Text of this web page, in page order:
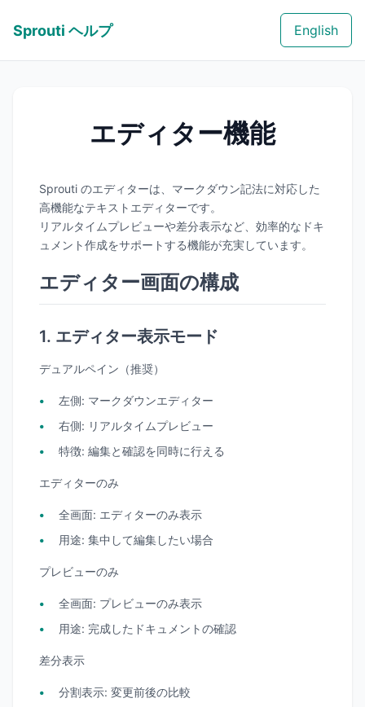
Sprouti ヘルプ English
エディター機能
Sprouti のエディターは、マークダウン記法に対応した
高機能なテキストエディターです。
リアルタイムプレビューや差分表示など、効率的なドキ
ュメント作成をサポートする機能が充実しています。
エディター画面の構成
1. エディター表示モード
デュアルペイン（推奨）
左側: マークダウンエディター
右側: リアルタイムプレビュー
特徴: 編集と確認を同時に行える
エディターのみ
全画面: エディターのみ表示
用途: 集中して編集したい場合
プレビューのみ
全画面: プレビューのみ表示
用途: 完成したドキュメントの確認
差分表示
分割表示: 変更前後の比較